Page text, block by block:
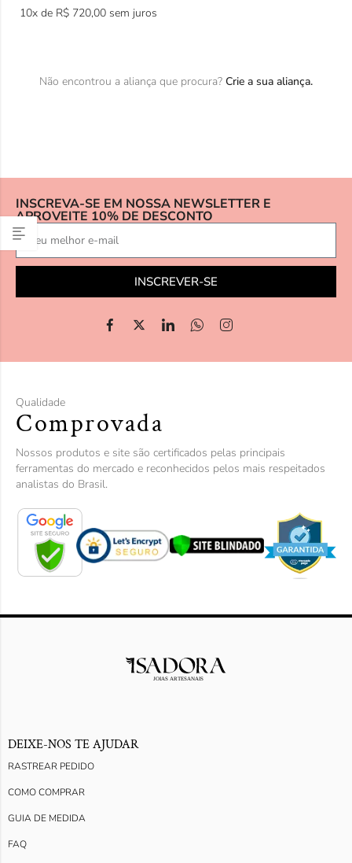
10x de R$720,00 sem juros
Não encontrou a aliança que procura? Crie a sua aliança.
INSCREVA-SE EM NOSSA NEWSLETTER E
APROVEITE 10% DE DESCONTO
INSCREVER-SE
Qualidade
Comprovada
Nossos produtos e site são certificados pelas principais
ferramentas do mercado e reconhecidos pelos mais respeitados
analistas do Brasil.
DEIXE-NOS TE AJUDAR
RASTREAR PEDIDO
COMO COMPRAR
GUIA DE MEDIDA
FAQ